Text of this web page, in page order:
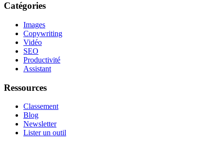
Catégories
Images
Copywriting
Vidéo
SEO
Productivité
Assistant
Ressources
Classement
Blog
Newsletter
Lister un outil